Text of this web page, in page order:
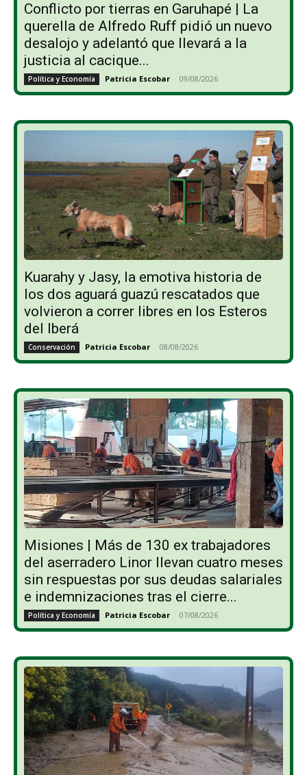
Conflicto por tierras en Garuhapé | La
querella de Alfredo Ruff pidió un nuevo
desalojo y adelantó que llevará a la
justicia al cacique...
Política y Economía Patricia Escobar - 09/08/2026
Kuarahy y Jasy, la emotiva historia de
los dos aguará guazú rescatados que
volvieron a correr libres en los Esteros
del Iberá
Conservación Patricia Escobar - 08/08/2026
Misiones | Más de 130 ex trabajadores
del aserradero Linor llevan cuatro meses
sin respuestas por sus deudas salariales
e indemnizaciones tras el cierre...
Política y Economía Patricia Escobar - 07/08/2026